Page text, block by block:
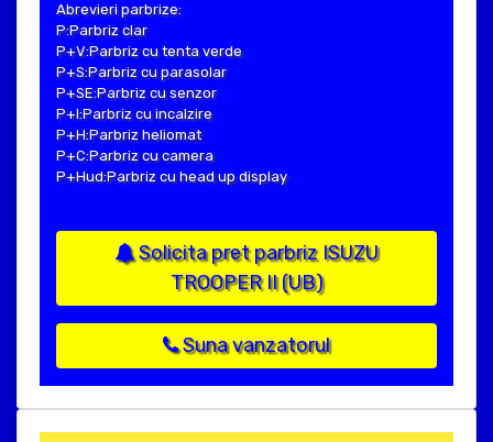
Abrevieri parbrize:
P:Parbriz clar
P+V:Parbriz cu tenta verde
P+S:Parbriz cu parasolar
P+SE:Parbriz cu senzor
P+I:Parbriz cu incalzire
P+H:Parbriz heliomat
P+C:Parbriz cu camera
P+Hud:Parbriz cu head up display
Solicita pret parbriz ISUZU
TROOPER II (UB)
Suna vanzatorul